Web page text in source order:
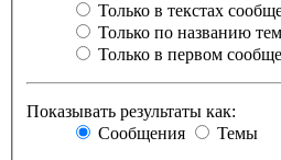
Только в текстах
Только по названию
Только в первом
Показывать результаты как:
Сообщения
Темы